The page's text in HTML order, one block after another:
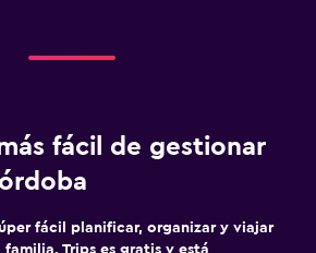
tintorería
fácil de gestionar
fácil planificar, organizar y viajar
Trips es gratis y está